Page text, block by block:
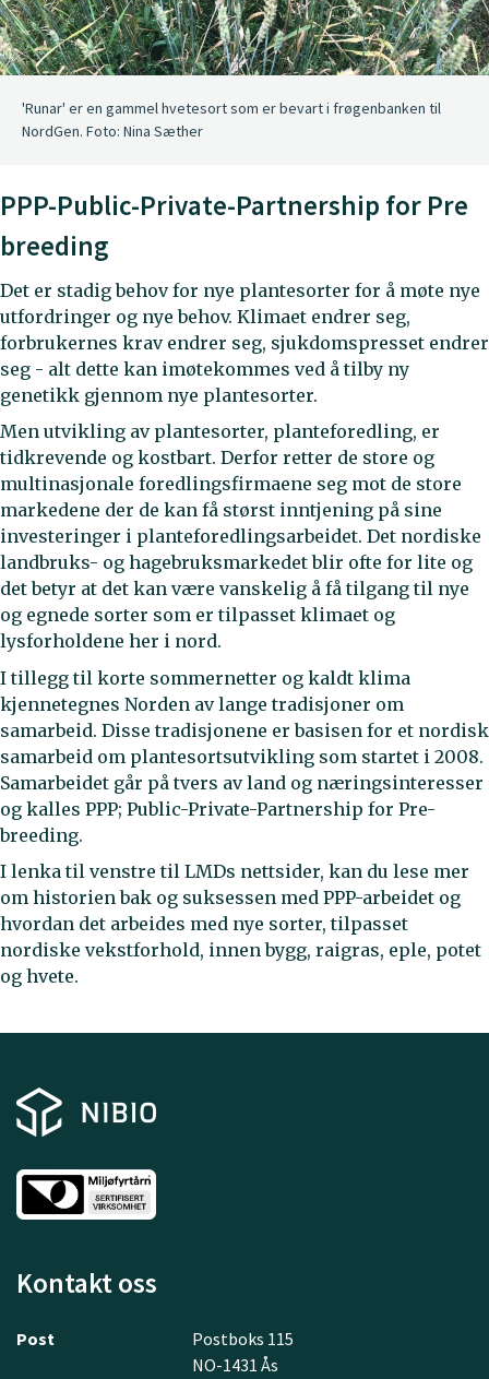
'Runar' er en gammel hvetesort som er bevart i frøgenbanken til
NordGen. Foto: Nina Sæther
PPP-Public-Private-Partnership for Pre
breeding
Det er stadig behov for nye plantesorter for å møte nye
utfordringer og nye behov. Klimaet endrer seg,
forbrukernes krav endrer seg, sjukdomspresset endrer
seg - alt dette kan imøtekommes ved å tilby ny
genetikk gjennom nye plantesorter.
Men utvikling av plantesorter, planteforedling, er
tidkrevende og kostbart. Derfor retter de store og
multinasjonale foredlingsfirmaene seg mot de store
markedene der de kan få størst inntjening på sine
investeringer i planteforedlingsarbeidet. Det nordiske
landbruks- og hagebruksmarkedet blir ofte for lite og
det betyr at det kan være vanskelig å få tilgang til nye
og egnede sorter som er tilpasset klimaet og
lysforholdene her i nord.
I tillegg til korte sommernetter og kaldt klima
kjennetegnes Norden av lange tradisjoner om
samarbeid. Disse tradisjonene er basisen for et nordisk
samarbeid om plantesortsutvikling som startet i 2008.
Samarbeidet går på tvers av land og næringsinteresser
og kalles PPP; Public-Private-Partnership for Pre-
breeding.
I lenka til venstre til LMDs nettsider, kan du lese mer
om historien bak og suksessen med PPP-arbeidet og
hvordan det arbeides med nye sorter, tilpasset
nordiske vekstforhold, innen bygg, raigras, eple, potet
og hvete.
Kontakt oss
Post
Postboks 115
NO-1431 Ås